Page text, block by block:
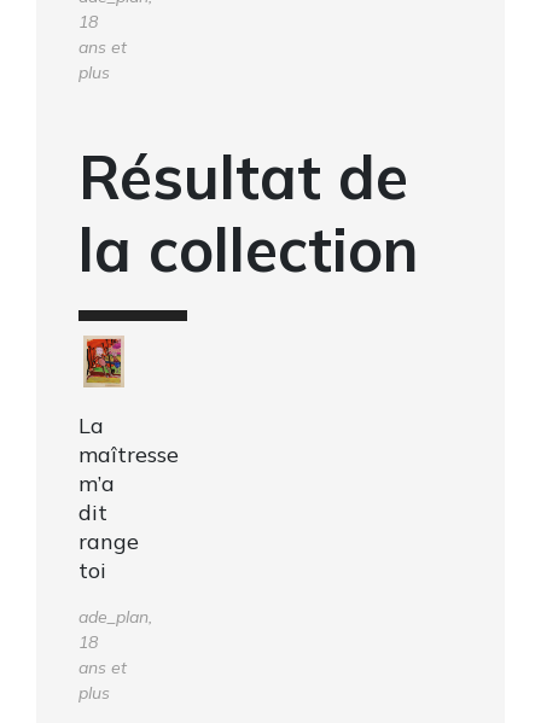
18
ans et
plus
Résultat de
la collection
La
maîtresse
m’a
dit
range
toi
ade_plan,
18
ans et
plus